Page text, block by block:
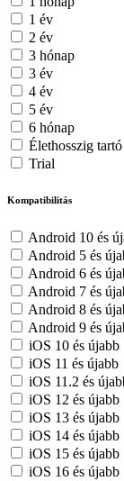
1 év
2 év
3 hónap
3 év
4 év
5 év
6 hónap
Élethosszig tartó
Trial
Kompatibilitás
Android 10 és
Android 5 és
Android 6 és
Android 7 és
Android 8 és
Android 9 és
iOS 10 és újabb
iOS 11 és újabb
iOS 11.2 és
iOS 12 és újabb
iOS 13 és újabb
iOS 14 és újabb
iOS 15 és újabb
iOS 16 és újabb